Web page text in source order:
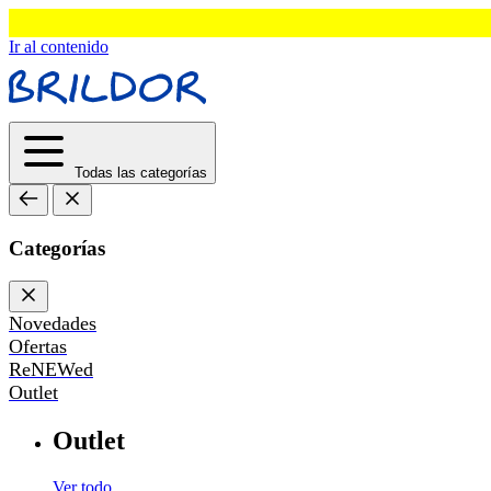
Ir al contenido
Todas las categorías
Categorías
Novedades
Ofertas
ReNEWed
Outlet
Outlet